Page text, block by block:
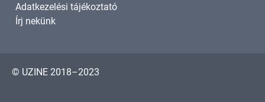
Adatkezelési tájékoztató
Írj nekünk
© UZINE 2018–2023